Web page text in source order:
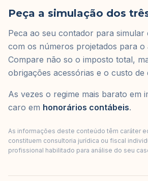
Peça a simulação dos
Peca ao seu contador para simular
com os números projetados para o
Compare não so o imposto total,
obrigações acessórias e o custo de
As vezes o regime mais barato em
caro em honorários contábeis.
As informações deste conteúdo têm caráter
constituem consultoria jurídica ou fiscal
profissional habilitado para análise do seu